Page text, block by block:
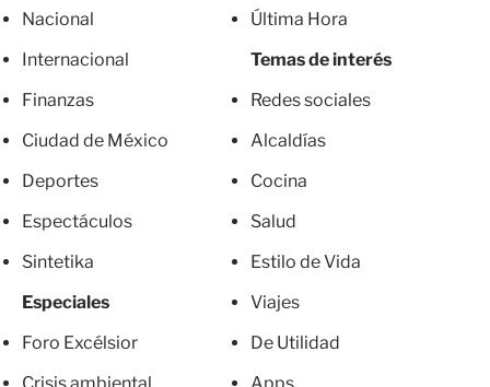
Nacional
Internacional
Finanzas
Ciudad de México
Deportes
Espectáculos
Sintetika
Especiales
Foro Excélsior
Crisis ambiental
Última Hora
Temas de interés
Redes sociales
Alcaldías
Cocina
Salud
Estilo de Vida
Viajes
De Utilidad
Apps